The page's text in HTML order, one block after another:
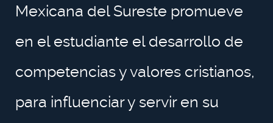
Mexicana del Sureste promueve
en el estudiante el desarrollo de
competencias y valores cristianos,
para influenciar y servir en su